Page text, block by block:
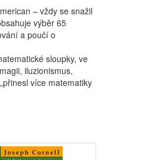
– vždy se snažil
výběr 65
a poučí o
sloupky, ve
iluzionismus,
více matematiky